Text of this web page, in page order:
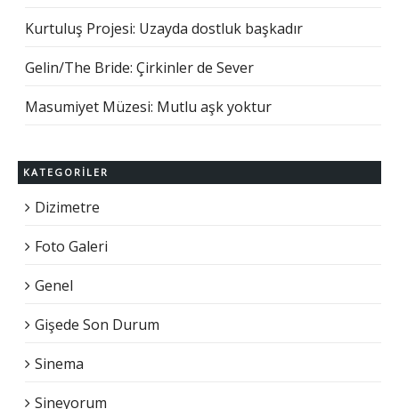
Kurtuluş Projesi: Uzayda dostluk başkadır
Gelin/The Bride: Çirkinler de Sever
Masumiyet Müzesi: Mutlu aşk yoktur
KATEGORILER
Dizimetre
Foto Galeri
Genel
Gişede Son Durum
Sinema
Sineyorum